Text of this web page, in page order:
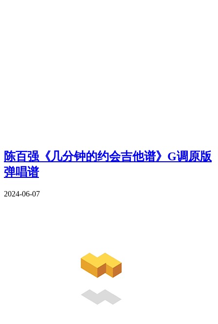
陈百强《几分钟的约会吉他谱》G调原版
弹唱谱
2024-06-07